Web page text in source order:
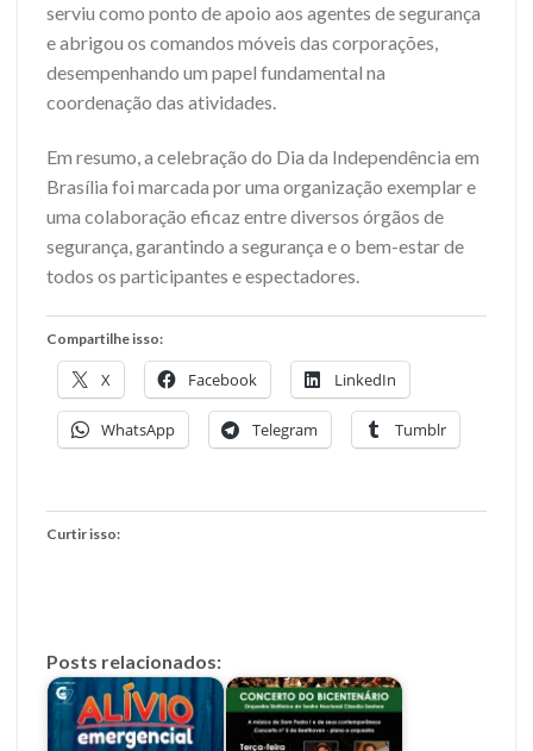
serviu como ponto de apoio aos agentes de segurança
e abrigou os comandos móveis das corporações,
desempenhando um papel fundamental na
coordenação das atividades.
Em resumo, a celebração do Dia da Independência em
Brasília foi marcada por uma organização exemplar e
uma colaboração eficaz entre diversos órgãos de
segurança, garantindo a segurança e o bem-estar de
todos os participantes e espectadores.
Compartilhe isso:
X Facebook LinkedIn
WhatsApp Telegram Tumblr
Curtir isso:
Posts relacionados: